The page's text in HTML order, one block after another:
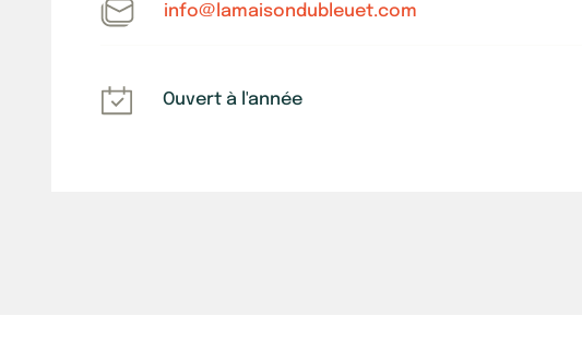
info@lamaisondubleuet.com
Ouvert à l'année